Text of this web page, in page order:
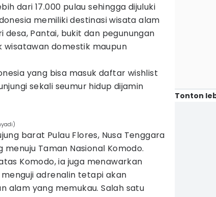
dari 17.000 pulau sehingga dijuluki
memiliki destinasi wisata alam
Pantai, bukit dan pegunungan
domestik maupun
yang bisa masuk daftar wishlist
sekali seumur hidup dijamin
barat Pulau Flores, Nusa Tenggara
Taman Nasional Komodo.
Komodo, ia juga menawarkan
adrenalin tetapi akan
alam yang memukau. Salah satu
Tonton